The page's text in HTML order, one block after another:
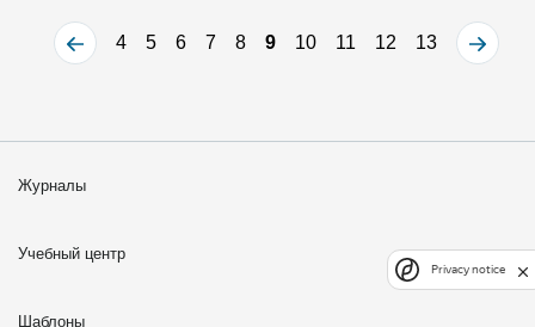
4 5 6 7 8 9 10 11 12 13
Журналы
Учебный центр
Шаблоны
Privacy notice